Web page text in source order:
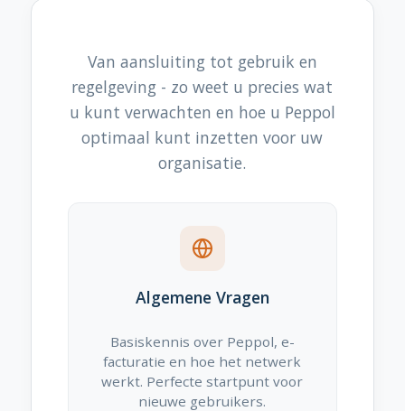
Van aansluiting tot gebruik en
regelgeving - zo weet u precies wat
u kunt verwachten en hoe u Peppol
optimaal kunt inzetten voor uw
organisatie.
Algemene Vragen
Basiskennis over Peppol, e-
facturatie en hoe het netwerk
werkt. Perfecte startpunt voor
nieuwe gebruikers.